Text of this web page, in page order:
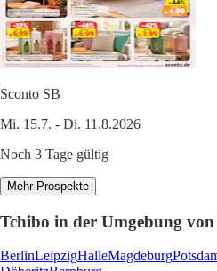
Sconto SB
Mi. 15.7. - Di. 11.8.2026
Noch 3 Tage gültig
Mehr Prospekte
Tchibo in der Umgebung von
BerlinLeipzigHalleMagdeburg